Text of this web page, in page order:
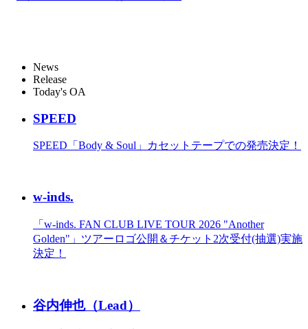
News
Release
Today's OA
SPEED
SPEED「Body & Soul」カセットテープでの発売決定！
w-inds.
「w-inds. FAN CLUB LIVE TOUR 2026 "Another
Golden"」ツアーロゴ公開＆チケット2次受付(抽選)実施
決定！
谷内伸也（Lead）